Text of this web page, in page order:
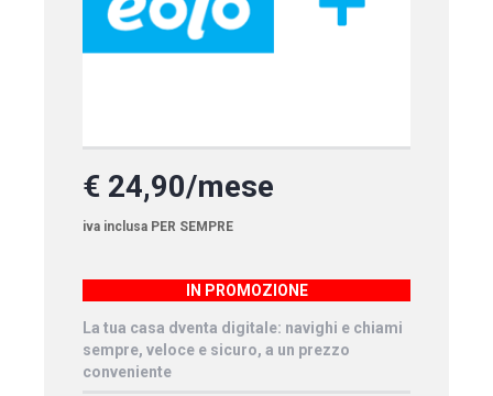
€ 24,90/mese
iva inclusa PER SEMPRE
IN PROMOZIONE
La tua casa dventa digitale: navighi e chiami
sempre, veloce e sicuro, a un prezzo
conveniente